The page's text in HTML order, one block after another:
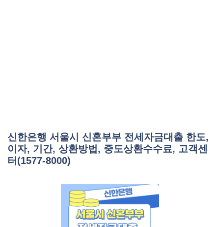
신한은행 서울시 신혼부부 전세자금대출 한도,
이자, 기간, 상환방법, 중도상환수수료, 고객센
터(1577-8000)